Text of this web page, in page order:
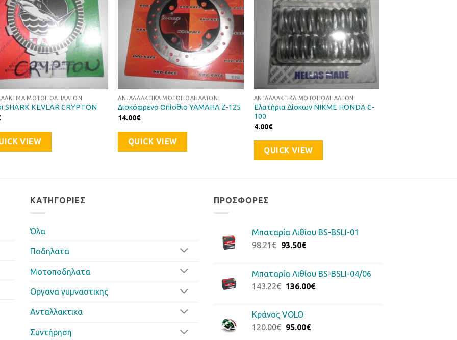
ΜΟΤΟΠΟΔΗΛΆΤΩΝ
SHARK KEVLAR CRYPTON
VIEW
ΑΝΤΑΛΛΑΚΤΙΚΆ ΜΟΤΟΠΟΔΗΛΆΤΩΝ
Δισκόφρενο Οπίσθιο YAMAHA Z-125
14.00€
QUICK VIEW
ΑΝΤΑΛΛΑΚΤΙΚΆ ΜΟΤΟΠΟΔΗΛΆΤΩΝ
Ελατήρια Δίσκων NIKME HONDA C-
100
4.00€
QUICK VIEW
ΚΑΤΗΓΟΡΊΕΣ
Όλα
Ποδηλατα
Μοτοποδηλατα
Οργανα γυμναστικης
Ανταλλακτικα
Συντήρηση
ΠΡΟΣΦΟΡΈΣ
Μπαταρία Λιθίου BS-BSLI-01
98.21€ Original
98.21€.
93.50€Η
είναι:
93.50€.
Μπαταρία Λιθίου BS-BSLI-04/06
143.22€ Original
143.22€.
136.00€Η
Κράνος VOLO
120.00€ Original
95.00€Η